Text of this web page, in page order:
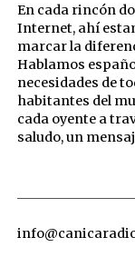
En cada rincón
Internet, ahí
marcar la
Hablamos
necesidades de
habitantes del
cada oyente a
saludo, un